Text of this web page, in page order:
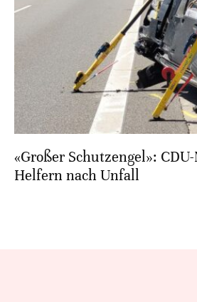
«Großer Schutzengel»:
Helfern nach Unfall